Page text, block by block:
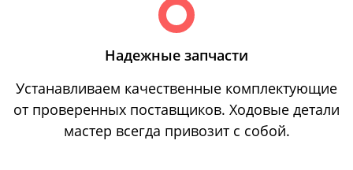
Надежные запчасти
Устанавливаем качественные комплектующие
от проверенных поставщиков. Ходовые детали
мастер всегда привозит с собой.